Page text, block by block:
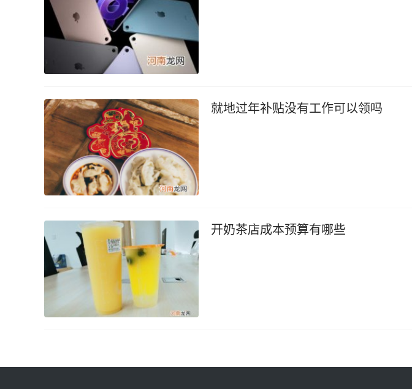
就地过年补贴没有工作可以领吗
开奶茶店成本预算有哪些